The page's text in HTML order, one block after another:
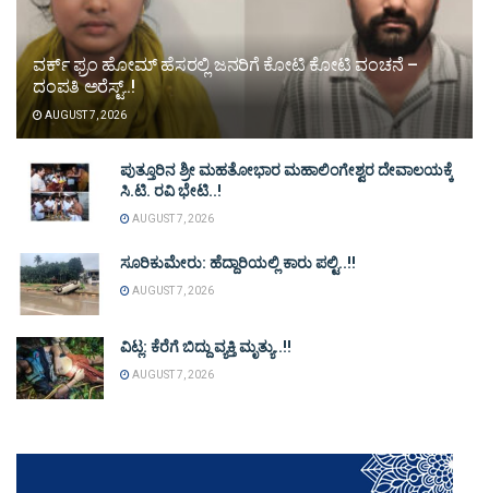
ವರ್ಕ್ ಫ್ರಂ ಹೋಮ್ ಹೆಸರಲ್ಲಿ ಜನರಿಗೆ ಕೋಟಿ ಕೋಟಿ ವಂಚನೆ –
ದಂಪತಿ ಅರೆಸ್ಟ್..!
AUGUST 7, 2026
ಪುತ್ತೂರಿನ ಶ್ರೀ ಮಹತೋಭಾರ ಮಹಾಲಿಂಗೇಶ್ವರ ದೇವಾಲಯಕ್ಕೆ
ಸಿ.ಟಿ. ರವಿ ಭೇಟಿ..!
AUGUST 7, 2026
ಸೂರಿಕುಮೇರು: ಹೆದ್ದಾರಿಯಲ್ಲಿ ಕಾರು ಪಲ್ಟಿ..!!
AUGUST 7, 2026
ವಿಟ್ಲ: ಕೆರೆಗೆ ಬಿದ್ದು ವ್ಯಕ್ತಿ ಮೃತ್ಯು..!!
AUGUST 7, 2026